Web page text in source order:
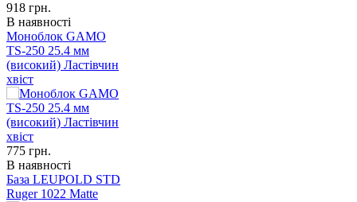
918 грн.
В наявності
Моноблок GAMO
TS-250 25.4 мм
(високий) Ластівчин
хвіст
775 грн.
В наявності
База LEUPOLD STD
Ruger 1022 Matte